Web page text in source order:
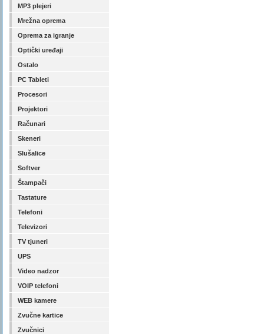
MP3 plejeri
Mrežna oprema
Oprema za igranje
Optički uređaji
Ostalo
PC Tableti
Procesori
Projektori
Računari
Skeneri
Slušalice
Softver
Štampači
Tastature
Telefoni
Televizori
TV tjuneri
UPS
Video nadzor
VOIP telefoni
WEB kamere
Zvučne kartice
Zvučnici